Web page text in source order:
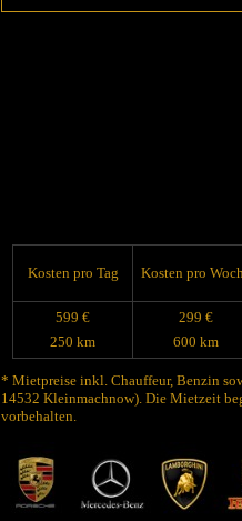
Kosten pro Tag Kosten pro
599 €
250 km
299 €
600 km
* Mietpreise inkl. Chauffeur, Benzin
14532 Kleinmachnow). Die Mietzeit
vorbehalten.